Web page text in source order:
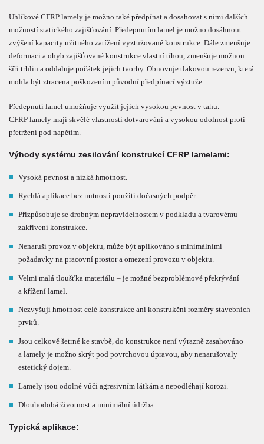
Uhlíkové CFRP lamely je možno také předpínat a dosahovat s nimi dalších
možností statického zajišťování. Předepnutím lamel je možno dosáhnout
zvýšení kapacity užitného zatížení vyztužované konstrukce. Dále zmenšuje
deformaci a ohyb zajišťované konstrukce vlastní tíhou, zmenšuje možnou
šíři trhlin a oddaluje počátek jejich tvorby. Obnovuje tlakovou rezervu, která
mohla být ztracena poškozením původní předpínací výztuže.
Předepnutí lamel umožňuje využít jejich vysokou pevnost v tahu.
CFRP lamely mají skvělé vlastnosti dotvarování a vysokou odolnost proti
přetržení pod napětím.
Výhody systému zesilování konstrukcí CFRP lamelami:
Vysoká pevnost a nízká hmotnost.
Rychlá aplikace bez nutnosti použití dočasných podpěr.
Přizpůsobuje se drobným nepravidelnostem v podkladu a tvarovému
zakřivení konstrukce.
Nenaruší provoz v objektu, může být aplikováno s minimálními
požadavky na pracovní prostor a omezení provozu v objektu.
Velmi malá tloušťka materiálu – je možné bezproblémové překrývání
a křížení lamel.
Nezvyšují hmotnost celé konstrukce ani konstrukční rozměry stavebních
prvků.
Jsou celkově šetrné ke stavbě, do konstrukce není výrazně zasahováno
a lamely je možno skrýt pod povrchovou úpravou, aby nenarušovaly
estetický dojem.
Lamely jsou odolné vůči agresivním látkám a nepodléhají korozi.
Dlouhodobá životnost a minimální údržba.
Typická aplikace: